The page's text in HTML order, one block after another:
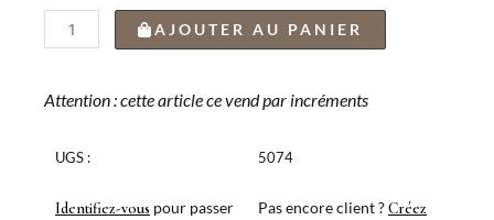
quantité
de
DE
CANADA
POUDRÉ
AJOUTER AU PANIER
Attention : cette article ce vend par incréments
UGS :
Identifiez-vous pour passer
5074
Pas encore client ?Créez